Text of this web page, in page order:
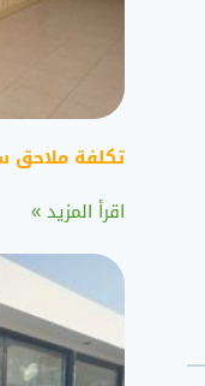
تكلفة ملاحق
اقرأ المزيد »